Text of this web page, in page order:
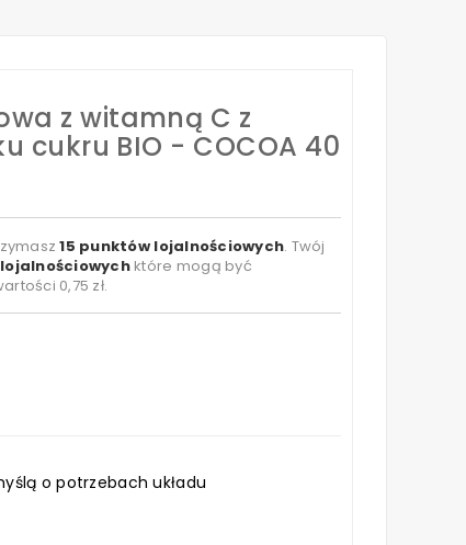
z witamną C z
cukru BIO - COCOA 40
15 punktów lojalnościowych. Twój
które mogą być
0,75 zł.
o potrzebach układu